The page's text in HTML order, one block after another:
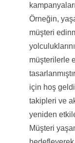
Örneğin,
müşteri
müşterilerle
için hoş
takipleri ve
yeniden
Müşteri